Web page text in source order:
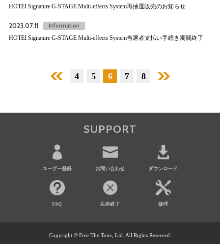
HOTEI Signature G-STAGE Multi-effects System再抽選販売のお知らせ
2023.07.11
Information
HOTEI Signature G-STAGE Multi-effects System当選者支払い手続き期間終了
前へ
4 5 6 7 8
SUPPORT
ユーザー登録 お問い合わせ ダウンロード
FAQ 生産終了 修理
Copyright © Free The Tone, Ltd. All Rights Reserved.